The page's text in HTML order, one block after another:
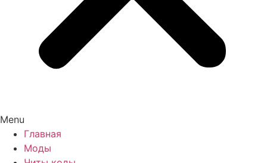
Menu
Главная
Моды